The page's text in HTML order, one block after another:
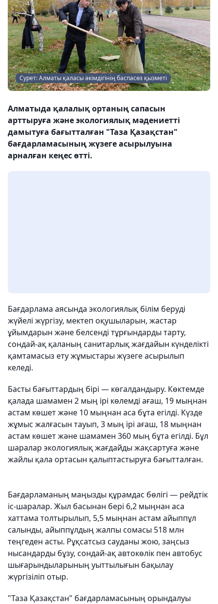
Сурет: Алматы қаласы әкімдігінің баспасөз қызметі
Алматыда қалалық ортаның сапасын
арттыруға және экологиялық мәдениетті
дамытуға бағытталған "Таза Қазақстан"
бағдарламасының жүзеге асырылуына
арналған кеңес өтті.
Бағдарлама аясында экологиялық білім беруді
жүйелі жүргізу, мектеп оқушыларын, жастар
ұйымдарын және белсенді тұрғындарды тарту,
сондай-ақ қаланың санитарлық жағдайын күнделікті
қамтамасыз ету жұмыстары жүзеге асырылып
келеді.
Басты бағыттардың бірі — көгалдандыру. Көктемде
қалада шамамен 2 мың ірі көлемді ағаш, 19 мыңнан
астам көшет және 10 мыңнан аса бұта егілді. Күзде
жұмыс жалғасын тауып, 3 мың ірі ағаш, 18 мыңнан
астам көшет және шамамен 360 мың бұта егілді. Бұл
шаралар экологиялық жағдайды жақсартуға және
жайлы қала ортасын қалыптастыруға бағытталған.
Бағдарламаның маңызды құрамдас бөлігі — рейдтік
іс-шаралар. Жыл басынан бері 6,2 мыңнан аса
хаттама толтырылып, 5,5 мыңнан астам айыппұл
салынды, айыппұлдың жалпы сомасы 518 млн
теңгеден асты. Рұқсатсыз сауданы жою, заңсыз
нысандарды бұзу, сондай-ақ автокөлік пен автобус
шығарындыларының уыттылығын бақылау
жүргізіліп отыр.
"Таза Қазақстан" бағдарламасының орындалуы